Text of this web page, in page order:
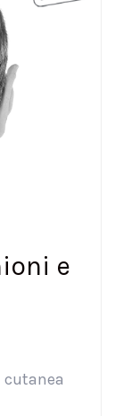
e
cutanea